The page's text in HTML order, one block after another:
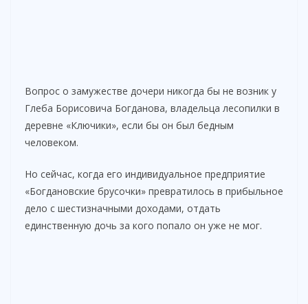
Вопрос о замужестве дочери никогда бы не возник у
Глеба Борисовича Богданова, владельца лесопилки в
деревне «Ключики», если бы он был бедным
человеком.
Но сейчас, когда его индивидуальное предприятие
«Богдановские брусочки» превратилось в прибыльное
дело с шестизначными доходами, отдать
единственную дочь за кого попало он уже не мог.